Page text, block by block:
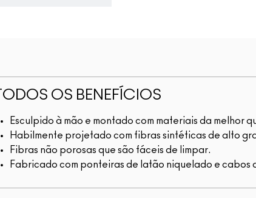
TODOS OS BENEFÍCIOS
Esculpido à mão e montado com materiais da melhor
Habilmente projetado com fibras sintéticas de alto
Fibras não porosas que são fáceis de limpar.
Fabricado com ponteiras de latão niquelado e cabos